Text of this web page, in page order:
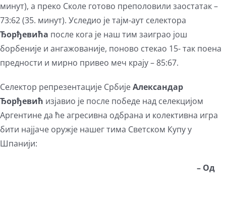
минут), а преко Сколе готово преполовили заостатак –
73:62 (35. минут). Уследио је тајм-аут селектора
Ђорђевића после кога је наш тим заиграо још
борбеније и ангажованије, поново стекао 15- так поена
предности и мирно привео меч крају – 85:67.
Селектор репрезентације СрбијеАлександар
Ђорђевић изјавио је после победе над селекцијом
Аргентине да ће агресивна одбрана и колективна игра
бити најјаче оружје нашег тима Светском Купу у
Шпанији:
– Од